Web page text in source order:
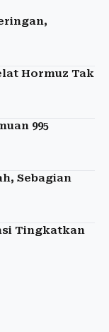
Hormuz Tak
995
Sebagian
Tingkatkan